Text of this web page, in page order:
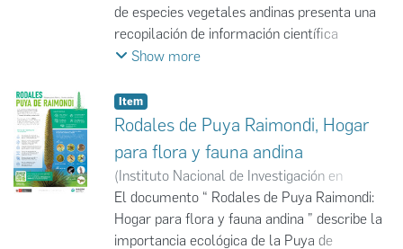
02 )Instituto Nacional de Investigación en
Glaciares y Ecosistemas de Montaña
INAIGEM
de especies vegetales andinas presenta una
recopilación de información científica
elaborada por la Dirección de Investigación en
Nacional de Investigación en Glaciares y
Ecosistemas de Montaña (INAIGEM). Su
propósito es difundir conocimientos sobre los
procesos de germinación, crecimiento y
manejo de diversas especies altoandinas,
tanto leñosas como herbáceas, con el fin de
contribuir a la conservación y restauración
Show more
Item
Rodales de Puya Raimondi, Hogar
para flora y fauna andina
(Instituto Nacional de Investigación en
Glaciares y Ecosistemas de Montaña,2025-
10)Instituto Nacional de Investigación en
Glaciares y Ecosistemas de Montaña
El documento “ Rodales de Puya Raimondi:
Hogar para flora y fauna andina ” describe la
importancia ecológica de la Puya de